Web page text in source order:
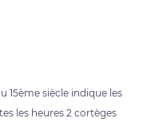
15ème siècle indique les
les heures 2 cortèges